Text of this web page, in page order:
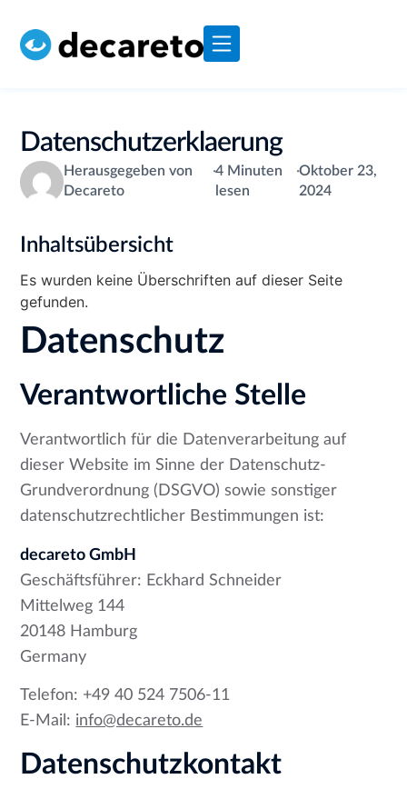
Datenschutzerklaerung
Herausgegeben von
Decareto
·4 Minuten
lesen
·Oktober 23,
2024
Inhaltsübersicht
Es wurden keine Überschriften auf dieser Seite
gefunden.
Datenschutz
Verantwortliche Stelle
Verantwortlich für die Datenverarbeitung auf
dieser Website im Sinne der Datenschutz-
Grundverordnung (DSGVO) sowie sonstiger
datenschutzrechtlicher Bestimmungen ist:
decareto GmbH
Geschäftsführer: Eckhard Schneider
Mittelweg 144
20148 Hamburg
Germany
Telefon: +49 40 524 7506-11
E-Mail: info@decareto.de
Datenschutzkontakt